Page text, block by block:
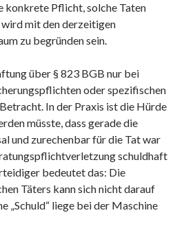
konkrete Pflicht, solche Taten
mit den derzeitigen
zu begründen sein.
über § 823 BGB nur bei
oder spezifischen
In der Praxis ist die Hürde
müsste, dass gerade die
und zurechenbar für die Tat war
schuldhaft
bedeutet das: Die
Täters kann sich nicht darauf
„Schuld“ liege bei der Maschine